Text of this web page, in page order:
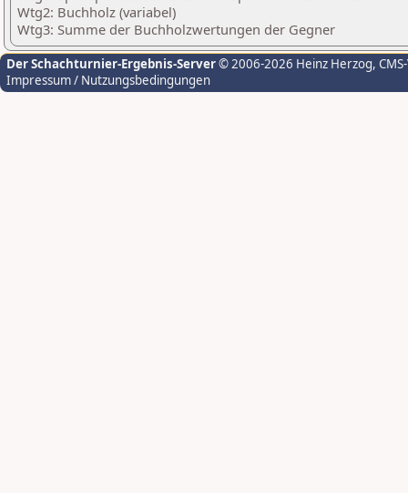
Wtg2: Buchholz (variabel)
Wtg3: Summe der Buchholzwertungen der Gegner
Der Schachturnier-Ergebnis-Server© 2006-2026 Heinz Herzog,
Impressum / Nutzungsbedingungen